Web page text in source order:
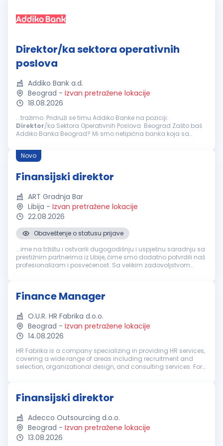
Direktor/ka sektora operativnih
poslova
Addiko Bank a.d.
Beograd - Izvan pretražene lokacije
18.08.2026
...tražimo. Pridruži se timu Addiko Banke na poziciji:
Direktor/ka Sektora Operativnih Poslova Beograd Zašto baš
Addiko Banka Beograd? Mi smo netipična banka koja sa
posluje na inovativan...
Novo
Finansijski direktor
ART Gradnja Bar
Libija - Izvan pretražene lokacije
22.08.2026
Obaveštenje o statusu prijave
...ime na tržištu i ostvarili dugogodišnju i uspješnu saradnju sa
prestižnim partnerima iz Libije, čime smo dodatno potvrdili naš
profesionalizam i posvećenost. Sa velikim zadovoljstvom
Finance Manager
O.U.R. HR Fabrika d.o.o.
Beograd - Izvan pretražene lokacije
14.08.2026
HR Fabrika is a company specializing in providing HR services,
covering a wide range of areas including recruitment and
selection, organizational design, and consulting services. For
Finansijski direktor
Adecco Outsourcing d.o.o.
Beograd - Izvan pretražene lokacije
13.08.2026